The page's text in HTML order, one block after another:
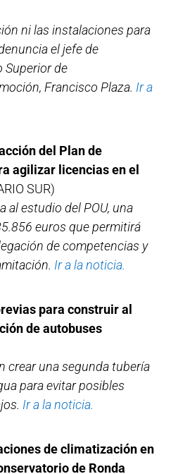
ni las instalaciones para
el jefe de
Superior de
Francisco Plaza. Ir a
del Plan de
agilizar licencias en el
SUR)
al estudio del POU, una
euros que permitirá
de competencias y
Ir a la noticia.
para construir al
de autobuses
crear una segunda tubería
para evitar posibles
Ir a la noticia.
de climatización en
de Ronda